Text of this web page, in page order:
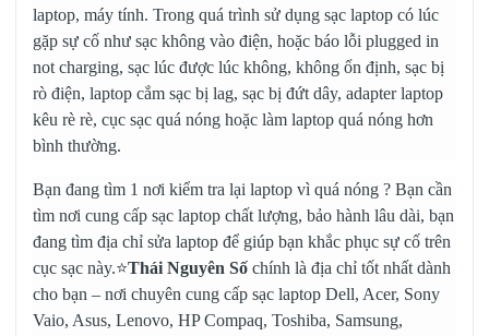
laptop, máy tính. Trong quá trình sử dụng sạc laptop có lúc
gặp sự cố như sạc không vào điện, hoặc báo lỗi plugged in
not charging, sạc lúc được lúc không, không ổn định, sạc bị
rò điện, laptop cắm sạc bị lag, sạc bị đứt dây, adapter laptop
kêu rè rè, cục sạc quá nóng hoặc làm laptop quá nóng hơn
bình thường.
Bạn đang tìm 1 nơi kiểm tra lại laptop vì quá nóng ? Bạn cần
tìm nơi cung cấp sạc laptop chất lượng, bảo hành lâu dài, bạn
đang tìm địa chỉ sửa laptop để giúp bạn khắc phục sự cố trên
cục sạc này.⭐Thái Nguyên Số chính là địa chỉ tốt nhất dành
cho bạn – nơi chuyên cung cấp sạc laptop Dell, Acer, Sony
Vaio, Asus, Lenovo, HP Compaq, Toshiba, Samsung,